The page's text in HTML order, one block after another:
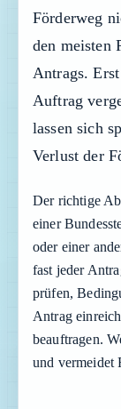
Förderweg
den meisten
Antrags.
Auftrag
lassen sich
Verlust der
Der richtige
einer
oder einer
fast jeder
prüfen,
Antrag
beauftragen.
und vermeidet